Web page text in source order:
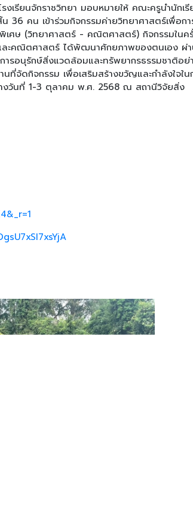
รียนจักราชวิทยา มอบหมายให้ คณะครูนำนักเรี
คน เข้าร่วมกิจกรรมค่ายวิทยาศาสตร์เพื่อกา
เศษ (วิทยาศาสตร์ - คณิตศาสตร์) กิจกรรมในค
และคณิตศาสตร์ ได้พัฒนาศักยภาพของตนเอง ผ่
ารอนุรักษ์สิ่งแวดล้อมและทรัพยากรธรรมชาติอย่
ที่จัดกิจกรรม เพื่อเสริมสร้างขวัญและกำลังใจใน
งวันที่ 1-3 ตุลาคม พ.ศ. 2568 ณ สถานีวิจัยสิ่ง